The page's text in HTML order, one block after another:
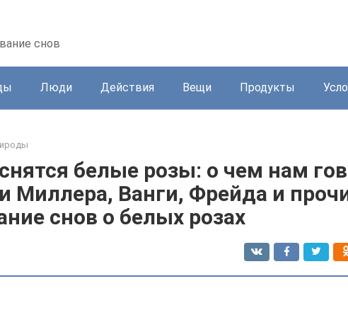
снов
Люди Действия Вещи Продукты
белые розы: о чем нам
Миллера, Ванги, Фрейда и
снов о белых розах